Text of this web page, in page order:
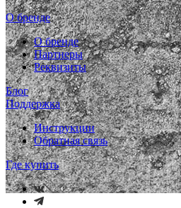
О бренде
О бренде
Партнеры
Реквизиты
Блог
Поддержка
Инструкции
Обратная связь
Где купить